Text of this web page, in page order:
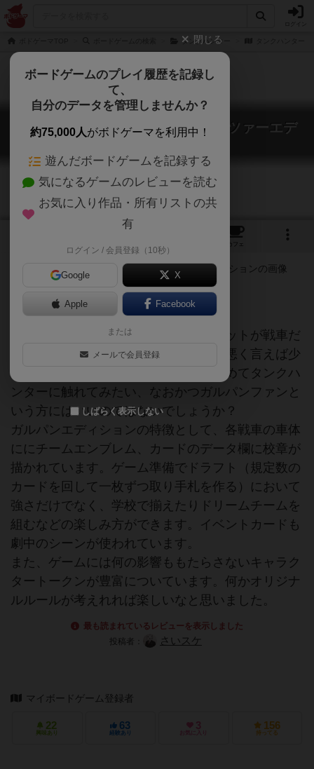
タンクハンター
タンクハンター：ガールズ＆パンツァーエデ
TANK HUNTER: GIRLS and PANZER
カフェ
アニメ原作
軽くテストプレイしてみました。ユニットが戦車だ
けなのでよく言えば戦闘の処理が楽、悪く言えば少
し物足りない気がします。しかし、初めてタンクハ
ンターに触れてみたい、なおかつガルパンファンと
いう方にはいいのではないでしょうか？
ガルパンエディションの特徴として、各戦車の車体
ににチームエンブレム、カードのデータ欄に校章が
描かれています。ゲーム準備でドラフト（規定数の
カードを回して一枚ずつ取り手札を作る）において
強さだけでなく、学校で揃えたりドリームチームを
組むなどの楽しみ方ができます。イベントカードも
劇中のシーンが使われています。
また、ゲームには何の影響ももたらさないキャラク
タートークンが豊富についています。何かオリジナ
ルルールが考えれれば楽しいなと思いました。
最も読まれているレビューを表示しました
投稿者：
さいスケ
マイボードゲーム登録者
22
興味あり
63
経験あり
3
お気に入り
156
持ってる
閉じる
ボードゲームのプレイ履歴を記録し
て、
自分のデータを管理しませんか？
約75,000人がボドゲーマを利用中！
遊んだボードゲームを記録する
気になるゲームのレビューを読む
お気に入り作品・所有リストの共
有
ログイン / 会員登録（10秒）
Google X
Apple Facebook
または
メールで会員登録
しばらく表示しない